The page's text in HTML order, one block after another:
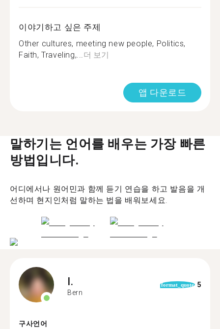
이야기하고 싶은 주제
Other cultures, meeting new people, Politics,
Faith, Traveling,... 더 보기
앱 다운로드
말하기는 언어를 배우는 가장 빠른
방법입니다.
어디에서나 원어민과 함께 듣기 연습을 하고 발음을 개
선하며 현지인처럼 말하는 법을 배워보세요.
I.
Bern
format_quote 5
구사언어